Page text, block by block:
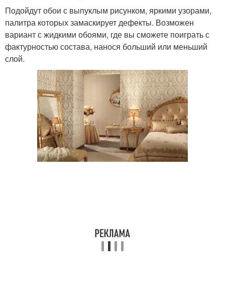
Подойдут обои с выпуклым рисунком, яркими узорами,
палитра которых замаскирует дефекты. Возможен
вариант с жидкими обоями, где вы сможете поиграть с
фактурностью состава, нанося больший или меньший
слой.